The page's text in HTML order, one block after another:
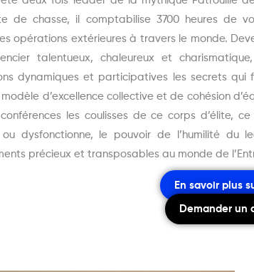
de chasse, il comptabilise 3700 heures de
opérations extérieures à travers le monde.
talentueux, chaleureux et
dynamiques et participatives les secrets qui
modèle d’excellence collective et de cohésion
les coulisses de ce corps d’élite,
ou dysfonctionne, le pouvoir de l’humilité du
précieux et transposables au monde de
En savoir plus
Demander un